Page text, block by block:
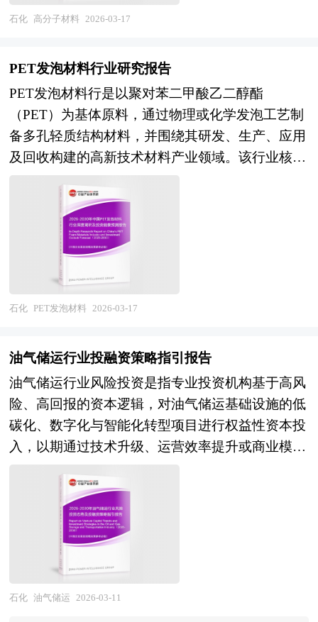
济和社会运行和成果进行分析、产业链上下游行业
发展状况、行业供需形势、进出口等进行了深入研
特点，以及2026年“十五五”规划期中国液化石油气
行业将面临的挑战、行业的区域发展状况与竞争格
局。报告还对“十五五”时期全球及中国液化石油气
行业发展动向和趋势作了详细分析和预测，并对液
化石油气行业进行了趋向研判，是液化石油气经营
油气行业发展动态，把握企业定位和发展方向不可
多得的精品研究报告。
议、行业竞争力，以及行业的投资分析和趋势预测
对行业在产品方面提供了参考建议和具体解决办
法。报告对于化学品产品生产企业、经销商、行业
管理部门以及拟进入该行业的投资者具有重要的参
考价值，对于研究我国化学品行业发展规律、提高
企业的运营效率、促进企业的发展壮大有学术和实
材料-制品一体化能力、降解认证体系完备及回收
度，全生命周期碳足迹评价、降解性能快速检测及
海洋降解标准等完善，将净化市场环境，提升国际
认可度。 本研究咨询报告由中研普华咨询公司领
衔撰写，在大量周密的市场调研基础上，主要依据
了国家统计局、国家商务部、国家发改委、国家经
济信息中心、国务院发展研究中心、国家海关总
署、全国商业信息中心、中国经济景气监测中心、
中国行业研究网、全国及海外相关报刊杂志的基础
信息以及可降解材料行业研究单位等公布和提供的
大量资料。报告对我国可降解材料行业的供需状
况、发展现状、子行业发展变化等进行了分析，重
点分析了国内外可降解材料行业的发展现状、如何
力，以及行业的投资分析和趋势预测等等。报告还
综合了可降解材料行业的整体发展动态，对行业在
产品方面提供了参考建议和具体解决办法。报告对
于可降解材料产品生产企业、经销商、行业管理部
门以及拟进入该行业的投资者具有重要的参考价
企业的运营效率、促进企业的发展壮大有学术和实
践的双重意义。
区规划落地项目案例，拥有丰富的产业园区、特色
小镇、田园综合体、文旅地产、智慧物流、乡村振
究服务经验，形成了独特的产业研究及战略投资一
体化服务体系，涉及8000多个细分行业，积累了数
十万份行业研究报告数据库、服务了20多万家企事
业单位，现已成为中国最具影响力的产业研究咨询
综合服务机构。集团下属研究院的产业研究报告在
局、国家商务部、国家市场监督管理总局、国家发
改委、国家经济信息中心、国务院发展研究中心、
国家海关总署、中国经济景气监测中心、中国行业
研究网、国内外相关报刊杂志的基础信息以及农药
专业研究单位等公布和提供的大量资料。对我国农
药的行业现状、市场各类经营指标的情况、重点企
入的分析，并根据农药行业的政策经济发展环境对
农药行业潜在的风险和防范建议进行分析。
《2026年版农药产业规划专项研究报告》由中研产
业规划院领衔制作，精英专家团队在上千个重大项
目积累了宝贵经验，为项目成功落地保驾护航。中
研产业规划院率先在业内提出“全流程一体化”综合
解决方案，提供从前期拿地策划、定位策划、概念
规划、空间规划、总体规划、城市设计、建筑设
计、景观设计、IP设计、商业模式设计、招商、投
资、运营等一系列咨询服务。 中研普华通过对农
药行业长期跟踪监测，分析农药行业需求、供给、
经营特性、获取能力、产业链和价值链等多方面的
节组成、聚合度与微观排列实现性能的定向设计。
高分子材料两大体系，前者源于生物体内存在的纤
气等为原料，经催化聚合制得塑料、合成橡胶、合
成纤维等主流产品。按功能应用进一步划分为通用
高分子材料、特种高分子材料与功能高分子材料三
类，前者实现大规模工业化应用，后者聚焦耐高
温、高强度、导电、医用、分离膜等高端性能需
求，满足航空航天、电子信息、新能源、生物医药
等战略性新兴产业的技术支撑。高分子材料因其质
轻、可塑性强、绝缘性好、耐腐蚀、易加工成型等
综合优势，在汽车轻量化、建筑节能、电子封装、
医疗器械、包装材料等领域发挥不可替代作用。
随着“中国制造2025”与“双碳”战略推进，行业正加
包括生物基可降解材料、高性能复合材料、高分子
改性技术以及纳米复合体系等前沿方向，推动材料
从单一结构功能向多组分协同、智能响应演进。同
时，行业高度重视材料的全生命周期管理，在超纯
水系统、半导体光刻胶等高精尖领域，对材料的纯
等国际规范。检测体系覆盖分子结构分析、热性
能、力学性能、老化性能等多个维度，确保材料在
复杂工况下的可靠性与安全性。 本研究咨询报告
由中研普华咨询公司领衔撰写，在大量周密的市场
调研基础上，主要依据了国家统计局、国家商务
部、国家发改委、国家经济信息中心、国务院发展
石化 高分子材料 2026-03-17
PET发泡材料行业研究报告
PET发泡材料行是以聚对苯二甲酸乙二醇酯
（PET）为基体原料，通过物理或化学发泡工艺制
备多孔轻质结构材料，并围绕其研发、生产、应用
及回收构建的高新技术材料产业领域。该行业核心
性，通过先进的发泡技术实现材料的轻量化、高强
度与功能化协同优化，形成具备高比强度、耐高
温、阻燃、低烟无毒及环境友好等综合性能的新型
结构泡沫材料。 随着全球对可持续发展和循环经
济的高度重视，PET发泡材料因其可100%回收再
利用、碳足迹显著低于传统泡沫材料的优势，成为
关键路径，广泛服务于高端制造与绿色建筑领域。
构调控、纳米增强改性及闭环化学回收等前沿方
向，推动材料在泡孔均匀性、抗疲劳性、阻燃等级
和低温韧性等方面持续突破。产业链涵盖上游PET
树脂与助剂供应、中游发泡设备制造与材料生产、
下游在风电叶片芯材、新能源汽车电池包结构件、
轨道交通内饰、节能建筑保温板、高端包装及运动
器材等领域的规模化应用，并延伸至废旧材料的收
集、再生与再发泡闭环体系。 在中国“双碳”战略驱
动下，该行业被纳入国家鼓励发展的新材料产业范
畴，受到政策与资本的双重支持，正处于从技术引
进向自主创新、从低端代工向高附加值产品升级的
石化 PET发泡材料 2026-03-17
油气储运行业投融资策略指引报告
油气储运行业风险投资是指专业投资机构基于高风
险、高回报的资本逻辑，对油气储运基础设施的低
碳化、数字化与智能化转型项目进行权益性资本投
入，以期通过技术升级、运营效率提升或商业模式
深度演进与能源安全战略强化的双重驱动下，该类
投资已从传统管道与储库建设，转向聚焦氢气混输
管网（如“西氢东送”）、CCUS集成工程、甲烷泄
漏智能监测系统、数字孪生运维平台等前沿领域，
资本逻辑正从规模扩张转向技术溢价与绿色溢价并
重。国家发改委2026年新修订的《石油天然气基础
石化 油气储运 2026-03-11